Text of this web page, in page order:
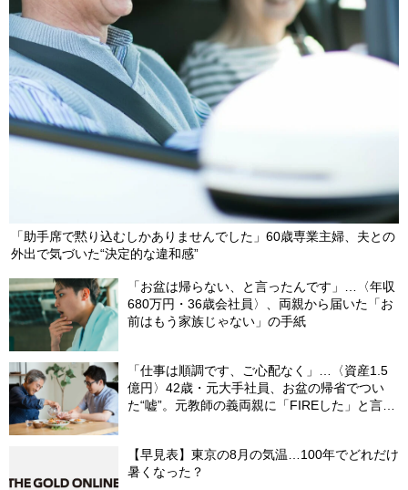
感…起死回生は？2024/09/21
「助手席で黙り込むしかありませんでした」60歳専業主婦、夫との
外出で気づいた“決定的な違和感”
「お盆は帰らない、と言ったんです」…〈年収
680万円・36歳会社員〉、両親から届いた「お
前はもう家族じゃない」の手紙
「仕事は順調です、ご心配なく」…〈資産1.5
億円〉42歳・元大手社員、お盆の帰省でつい
た“嘘”。元教師の義両親に「FIREした」と言え
【早見表】東京の8月の気温…100年でどれだけ
暑くなった？